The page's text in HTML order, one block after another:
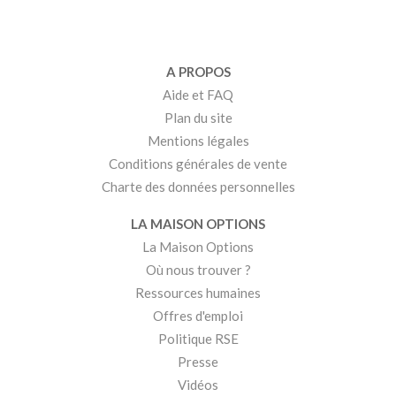
A PROPOS
Aide et FAQ
Plan du site
Mentions légales
Conditions générales de vente
Charte des données personnelles
LA MAISON OPTIONS
La Maison Options
Où nous trouver ?
Ressources humaines
Offres d'emploi
Politique RSE
Presse
Vidéos